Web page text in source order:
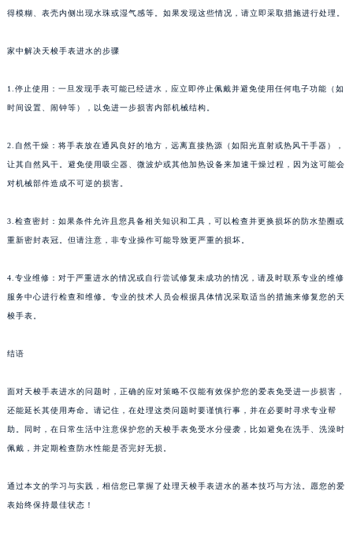
得模糊、表壳内侧出现水珠或湿气感等。如果发现这些情况，请立即采取措施进行处理。
家中解决天梭手表进水的步骤
1.停止使用：一旦发现手表可能已经进水，应立即停止佩戴并避免使用任何电子功能（如
时间设置、闹钟等），以免进一步损害内部机械结构。
2.自然干燥：将手表放在通风良好的地方，远离直接热源（如阳光直射或热风干手器），
让其自然风干。避免使用吸尘器、微波炉或其他加热设备来加速干燥过程，因为这可能会
对机械部件造成不可逆的损害。
3.检查密封：如果条件允许且您具备相关知识和工具，可以检查并更换损坏的防水垫圈或
重新密封表冠。但请注意，非专业操作可能导致更严重的损坏。
4.专业维修：对于严重进水的情况或自行尝试修复未成功的情况，请及时联系专业的维修
服务中心进行检查和维修。专业的技术人员会根据具体情况采取适当的措施来修复您的天
梭手表。
结语
面对天梭手表进水的问题时，正确的应对策略不仅能有效保护您的爱表免受进一步损害，
还能延长其使用寿命。请记住，在处理这类问题时要谨慎行事，并在必要时寻求专业帮
助。同时，在日常生活中注意保护您的天梭手表免受水分侵袭，比如避免在洗手、洗澡时
佩戴，并定期检查防水性能是否完好无损。
通过本文的学习与实践，相信您已掌握了处理天梭手表进水的基本技巧与方法。愿您的爱
表始终保持最佳状态！